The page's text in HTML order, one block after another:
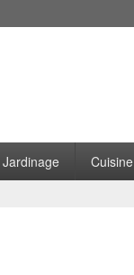
Jardinage Cuisine